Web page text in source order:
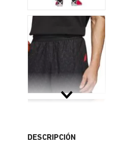
DESCRIPCIÓN